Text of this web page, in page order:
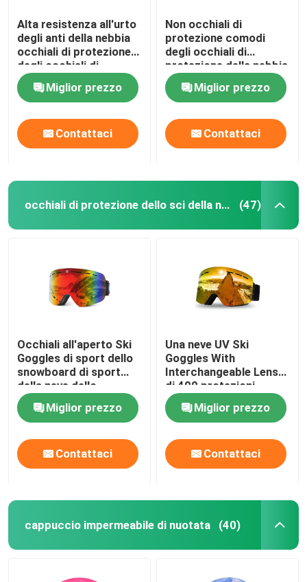
Alta resistenza all'urto
degli anti della nebbia
occhiali di protezione
degli occhiali di
protezione per il
laboratorio di chimica
Miglior prezzo
Contattaci
Non occhiali di
protezione comodi
degli occhiali di
protezione della nebbia
con la cinghia elastica
nera Miglior prezzo
Contattaci
occhiali di protezione dello sci della neve (47)
Occhiali all'aperto Ski
Goggles di sport dello
snowboard di sport
della neve dello
specchio di strati di
doppio di alta qualità di
inverno su ordinazione
antinebbia della lente
Miglior prezzo
Contattaci
Una neve UV Ski
Goggles With
Interchangeable Lens
di 400 protezioni
Miglior prezzo
Contattaci
cappuccio impermeabile di nuotata (40)